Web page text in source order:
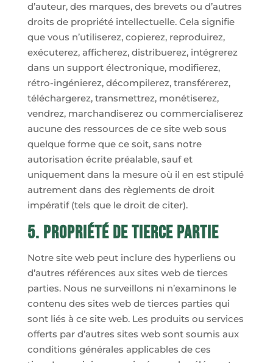
d’auteur, des marques, des brevets ou d’autres
droits de propriété intellectuelle. Cela signifie
que vous n’utiliserez, copierez, reproduirez,
exécuterez, afficherez, distribuerez, intégrerez
dans un support électronique, modifierez,
rétro-ingénierez, décompilerez, transférerez,
téléchargerez, transmettrez, monétiserez,
vendrez, marchandiserez ou commercialiserez
aucune des ressources de ce site web sous
quelque forme que ce soit, sans notre
autorisation écrite préalable, sauf et
uniquement dans la mesure où il en est stipulé
autrement dans des règlements de droit
impératif (tels que le droit de citer).
5. Propriété de tierce partie
Notre site web peut inclure des hyperliens ou
d’autres références aux sites web de tierces
parties. Nous ne surveillons ni n’examinons le
contenu des sites web de tierces parties qui
sont liés à ce site web. Les produits ou services
offerts par d’autres sites web sont soumis aux
conditions générales applicables de ces